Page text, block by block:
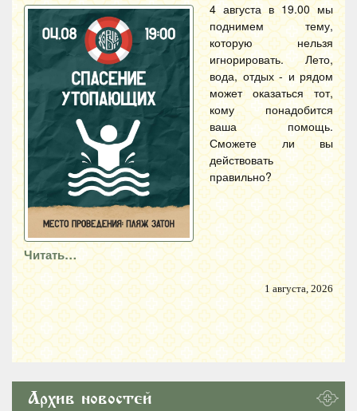
4 августа в 19.00 мы
поднимем тему,
которую нельзя
игнорировать. Лето,
вода, отдых - и рядом
может оказаться тот,
кому понадобится
ваша помощь.
Сможете ли вы
действовать
правильно?
Читать…
1 августа, 2026
Архив новостей